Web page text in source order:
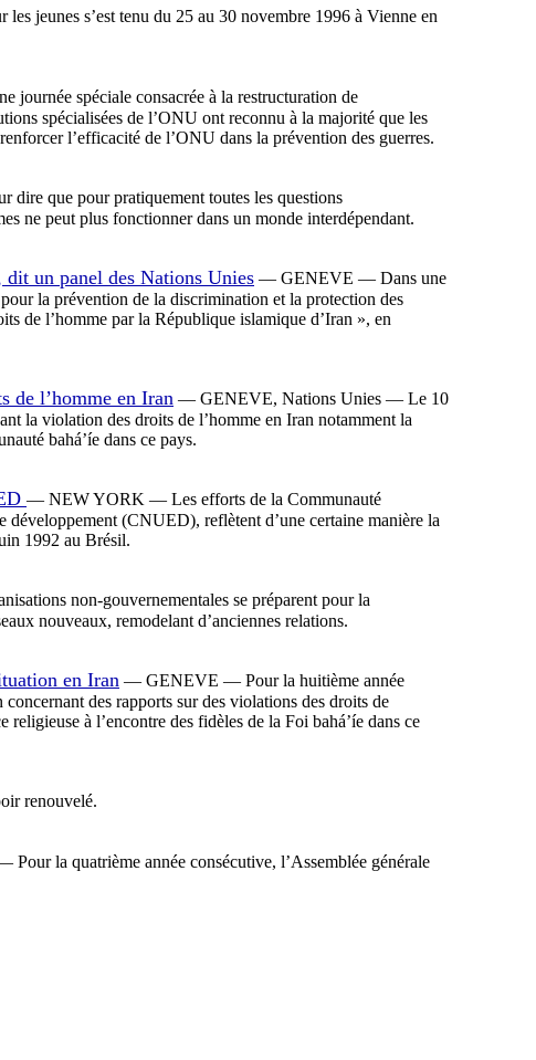
jeunes s’est tenu du 25 au 30 novembre 1996 à Vienne en
spéciale consacrée à la restructuration de
spécialisées de l’ONU ont reconnu à la majorité que les
l’efficacité de l’ONU dans la prévention des guerres.
que pour pratiquement toutes les questions
ne peut plus fonctionner dans un monde interdépendant.
un panel des Nations Unies — GENEVE — Dans une
la prévention de la discrimination et la protection des
de l’homme par la République islamique d’Iran », en
de l’homme en Iran — GENEVE, Nations Unies — Le 10
la violation des droits de l’homme en Iran notamment la
bahá’íe dans ce pays.
— NEW YORK — Les efforts de la Communauté
développement (CNUED), reflètent d’une certaine manière la
1992 au Brésil.
non-gouvernementales se préparent pour la
nouveaux, remodelant d’anciennes relations.
en Iran — GENEVE — Pour la huitième année
des rapports sur des violations des droits de
à l’encontre des fidèles de la Foi bahá’íe dans ce
renouvelé.
la quatrième année consécutive, l’Assemblée générale